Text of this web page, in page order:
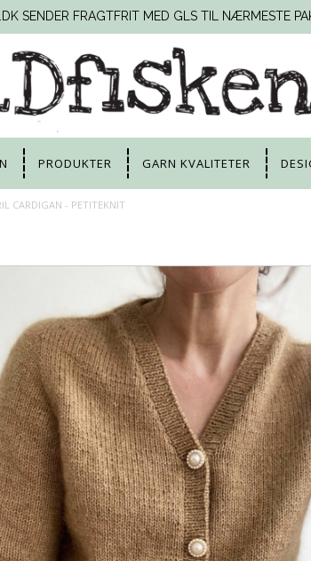
SENDER FRAGTFRIT MED GLS TIL NÆRMESTE
PRODUKTER GARN KVALITETER
CARDIGAN - PETITEKNIT